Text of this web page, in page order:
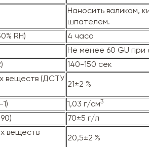
Наносить валиком,
шпателем.
RH)
4 часа
Не менее 60 GU при
140-150 сек
веществ (ДСТУ
21±2 %
1,03 г/см3
70±5 г/л
веществ
20,5±2 %